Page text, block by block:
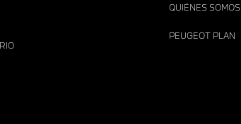
QUIÉNES SOMOS
PEUGEOT PLAN